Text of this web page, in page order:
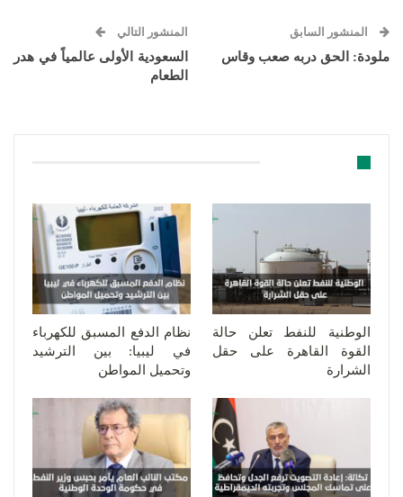
المنشور السابق
ملودة: الحق دربه صعب وقاس
المنشور التالي
السعودية الأولى عالمياً في هدر
الطعام
الوطنية للنفط تعلن حالة
القوة القاهرة على حقل
الشرارة
نظام الدفع المسبق للكهرباء
في ليبيا: بين الترشيد
وتحميل المواطن